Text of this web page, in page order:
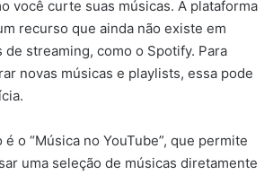
você curte suas músicas. A plataforma
recurso que ainda não existe em
de streaming, como o Spotify. Para
novas músicas e playlists, essa pode
o “Música no YouTube”, que permite
uma seleção de músicas diretamente